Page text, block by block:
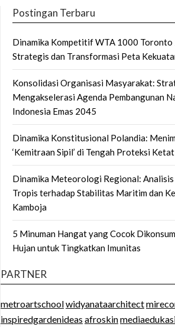
Postingan Terbaru
Dinamika Kompetitif WTA 1000 Toronto
Strategis dan Transformasi Peta
Konsolidasi Organisasi Masyarakat:
Mengakselerasi Agenda Pembangunan
Indonesia Emas 2045
Dinamika Konstitusional Polandia:
‘Kemitraan Sipil’ di Tengah Proteksi
Dinamika Meteorologi Regional: Analisis
Tropis terhadap Stabilitas Maritim dan
Kamboja
5 Minuman Hangat yang Cocok
Hujan untuk Tingkatkan Imunitas
PARTNER
metroartschoolwidyanataarchitect
inspiredgardenideas afroskin